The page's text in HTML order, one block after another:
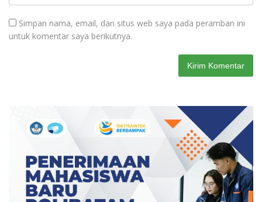
Simpan nama, email, dan situs web saya pada peramban ini
untuk komentar saya berikutnya.